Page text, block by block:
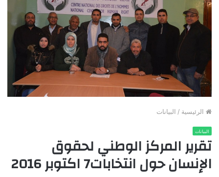
الرئيسية / البيانات
البيانات
تقرير المركز الوطني لحقوق
الإنسان حول انتخابات7 اكتوبر 2016